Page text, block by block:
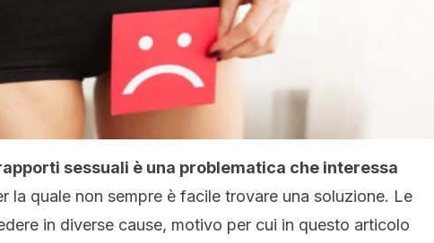
sessuali è una problematica che interessa
la quale non sempre è facile trovare una soluzione. Le
in diverse cause, motivo per cui in questo articolo